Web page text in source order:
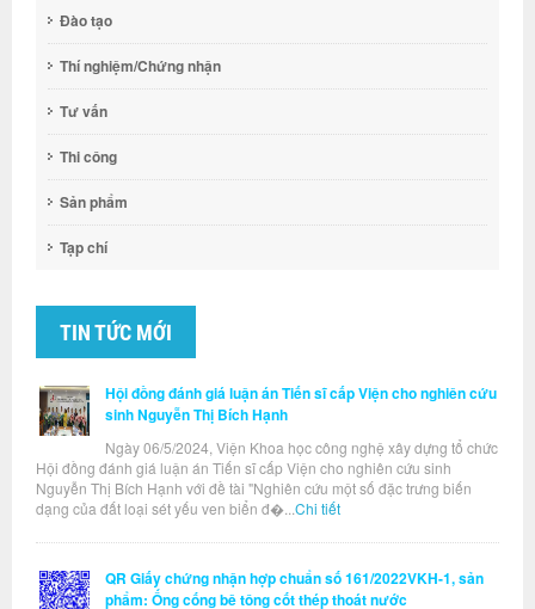
Đào tạo
Thí nghiệm/Chứng nhận
Tư vấn
Thi công
Sản phẩm
Tạp chí
TIN TỨC MỚI
Hội đồng đánh giá luận án Tiến sĩ cấp Viện cho nghiên cứu
sinh Nguyễn Thị Bích Hạnh
Ngày 06/5/2024, Viện Khoa học công nghệ xây dựng tổ chức
Hội đồng đánh giá luận án Tiến sĩ cấp Viện cho nghiên cứu sinh
Nguyễn Thị Bích Hạnh với đề tài "Nghiên cứu một số đặc trưng biến
dạng của đất loại sét yếu ven biển đ�... Chi tiết
QR Giấy chứng nhận hợp chuẩn số 161/2022VKH-1, sản
phẩm: Ống cống bê tông cốt thép thoát nước